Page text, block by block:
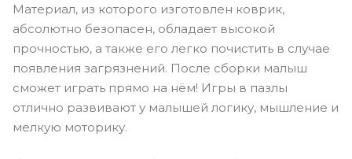
Материал, из которого изготовлен коврик,
абсолютно безопасен, обладает высокой
прочностью, а также его легко почистить в случае
появления загрязнений. После сборки малыш
сможет играть прямо на нём! Игры в пазлы
отлично развивают у малышей логику, мышление и
мелкую моторику.